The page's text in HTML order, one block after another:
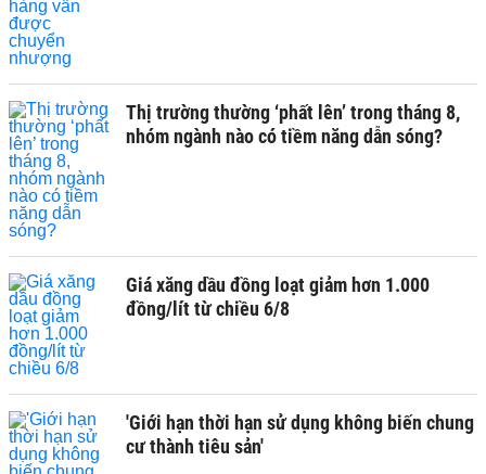
Thị trường thường ‘phất lên’ trong tháng 8,
nhóm ngành nào có tiềm năng dẫn sóng?
Giá xăng dầu đồng loạt giảm hơn 1.000
đồng/lít từ chiều 6/8
'Giới hạn thời hạn sử dụng không biến chung
cư thành tiêu sản'